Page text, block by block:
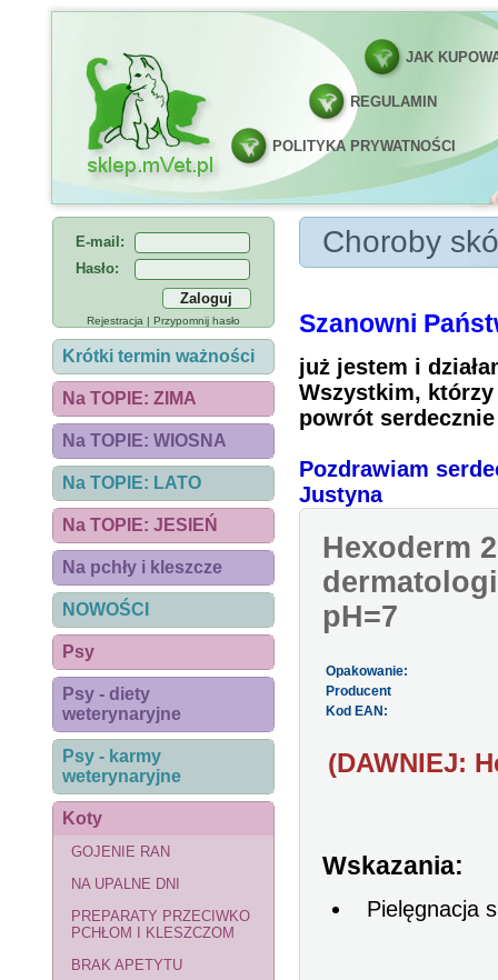
JAK
REGULAMIN
POLITYKA PRYWATNOŚCI
E-mail:
Hasło:
Rejestracja | Przypomnij hasło
Krótki termin ważności
Na TOPIE: ZIMA
Na TOPIE: WIOSNA
Na TOPIE: LATO
Na TOPIE: JESIEŃ
Na pchły i kleszcze
NOWOŚCI
Psy
Psy - diety
weterynaryjne
Psy - karmy
weterynaryjne
Koty
GOJENIE RAN
NA UPALNE DNI
PREPARATY PRZECIWKO
PCHŁOM I KLESZCZOM
BRAK APETYTU
Choroby skóry i
Choroby
Szanowni
już jestem i
Wszystkim,
powrót
Pozdrawiam
Justyna
Hexoderm
pH=7
Opakowanie:
Producent
Kod EAN:
(DAWNIEJ:
Wskazania:
Pielęgnacja